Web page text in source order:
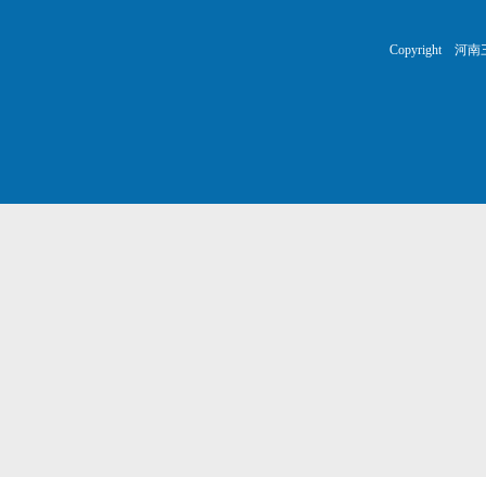
Copyright 河南